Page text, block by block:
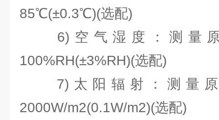
85℃(±0.3℃)(选配)
6)空气湿度：测量原
100%RH(±3%RH)(选配)
7)太阳辐射：测量原
2000W/m2(0.1W/m2)(选配)